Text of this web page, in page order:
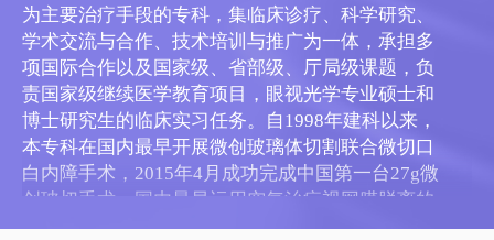
为主要治疗手段的专科，集临床诊疗、科学研究、
学术交流与合作、技术培训与推广为一体，承担多
项国际合作以及国家级、省部级、厅局级课题，负
责国家级继续医学教育项目，眼视光学专业硕士和
博士研究生的临床实习任务。自1998年建科以来，
本专科在国内最早开展微创玻璃体切割联合微切口
白内障手术，2015年4月成功完成中国第一台27g微
创玻切手术，国内最早运用空气治疗视网膜脱离的
医院之一，国内首先开展表麻下27g微创玻切手